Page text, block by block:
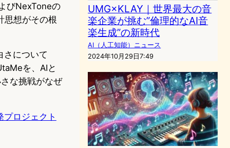
びNexToneの
思想がその根
さについて
を、AIと
な挑戦がなぜ
ロジェクト
UMG×KLAY｜世界最大の音
楽企業が挑む”倫理的なAI音
楽生成”の新時代
AI（人工知能）ニュース
2024年10月29日7:49